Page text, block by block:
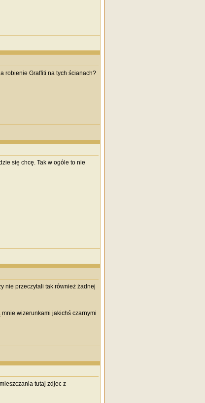
robienie Graffiti na tych ścianach?
się chcę. Tak w ogóle to nie
nie przeczytali tak również żadnej
wizerunkami jakichś czarnymi
tutaj zdjec z